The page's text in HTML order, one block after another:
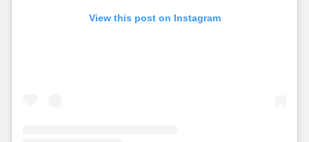
View this post on Instagram